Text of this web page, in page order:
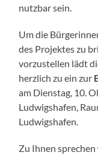
nutzbar sein.
Um die
des Projektes zu
vorzustellen lädt
herzlich zu ein zur
am Dienstag, 10.
Ludwigshafen,
Ludwigshafen.
Zu Ihnen